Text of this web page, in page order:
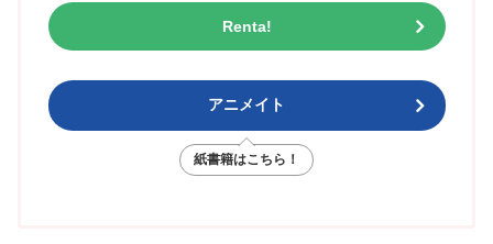
Renta!
アニメイト
紙書籍はこちら！